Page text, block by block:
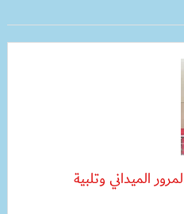
الميداني وتلبية